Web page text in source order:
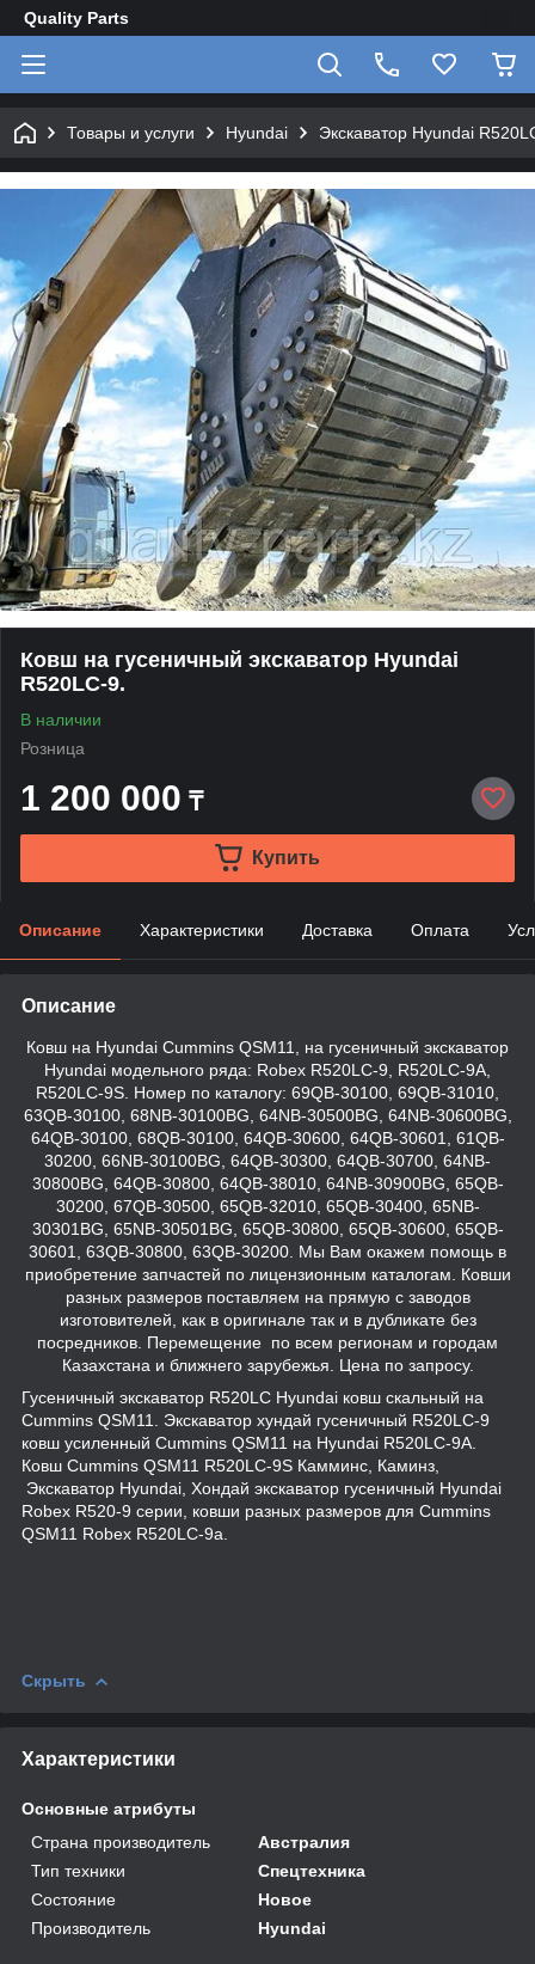
Quality Parts
Товары и услуги Hyundai Экскаватор Hyundai
Ковш на гусеничный экскаватор Hyundai
R520LC-9.
В наличии
Розница
1 200 000 ₸
Купить
Описание Характеристики Доставка Оплата
Описание
Ковш на Hyundai Cummins QSM11, на гусеничный экскаватор
Hyundai модельного ряда: Robex R520LC-9, R520LC-9A,
R520LC-9S. Номер по каталогу: 69QB-30100, 69QB-31010,
63QB-30100, 68NB-30100BG, 64NB-30500BG, 64NB-30600BG,
64QB-30100, 68QB-30100, 64QB-30600, 64QB-30601, 61QB-
30200, 66NB-30100BG, 64QB-30300, 64QB-30700, 64NB-
30800BG, 64QB-30800, 64QB-38010, 64NB-30900BG, 65QB-
30200, 67QB-30500, 65QB-32010, 65QB-30400, 65NB-
30301BG, 65NB-30501BG, 65QB-30800, 65QB-30600, 65QB-
30601, 63QB-30800, 63QB-30200. Мы Вам окажем помощь в
приобретение запчастей по лицензионным каталогам. Ковши
разных размеров поставляем на прямую с заводов
изготовителей, как в оригинале так и в дубликате без
посредников. Перемещение по всем регионам и городам
Казахстана и ближнего зарубежья. Цена по запросу.
Гусеничный экскаватор R520LC Hyundai ковш скальный на
Cummins QSM11. Экскаватор хундай гусеничный R520LC-9
ковш усиленный Cummins QSM11 на Hyundai R520LC-9A.
Ковш Cummins QSM11 R520LC-9S Камминс, Каминз,
Экскaватор Hyundai, Хондай экскаватор гусеничный Hyundai
Robex R520-9 серии, ковши разных размеров для Cummins
QSM11 Robex R520LC-9a.
Скрыть
Характеристики
Основные атрибуты
Страна производитель
Австралия
Тип техники
Спецтехника
Состояние
Новое
Производитель
Hyundai